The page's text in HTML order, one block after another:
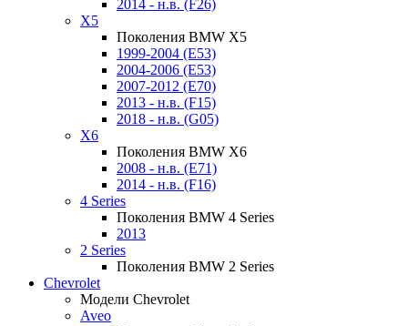
2014 - н.в. (F26)
X5
Поколения BMW X5
1999-2004 (E53)
2004-2006 (E53)
2007-2012 (E70)
2013 - н.в. (F15)
2018 - н.в. (G05)
X6
Поколения BMW X6
2008 - н.в. (E71)
2014 - н.в. (F16)
4 Series
Поколения BMW 4 Series
2013
2 Series
Поколения BMW 2 Series
Chevrolet
Модели Chevrolet
Aveo